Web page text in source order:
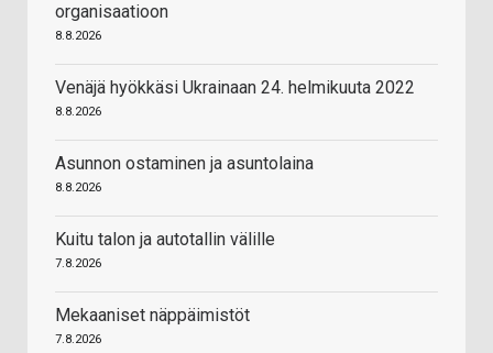
organisaatioon
8.8.2026
Venäjä hyökkäsi Ukrainaan 24. helmikuuta 2022
8.8.2026
Asunnon ostaminen ja asuntolaina
8.8.2026
Kuitu talon ja autotallin välille
7.8.2026
Mekaaniset näppäimistöt
7.8.2026